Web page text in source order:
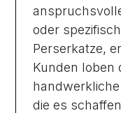
oder
Perserkatze,
Kunden loben
die es